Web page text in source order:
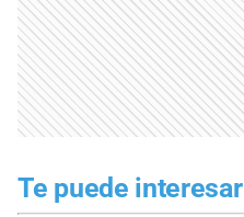
Te puede interesar